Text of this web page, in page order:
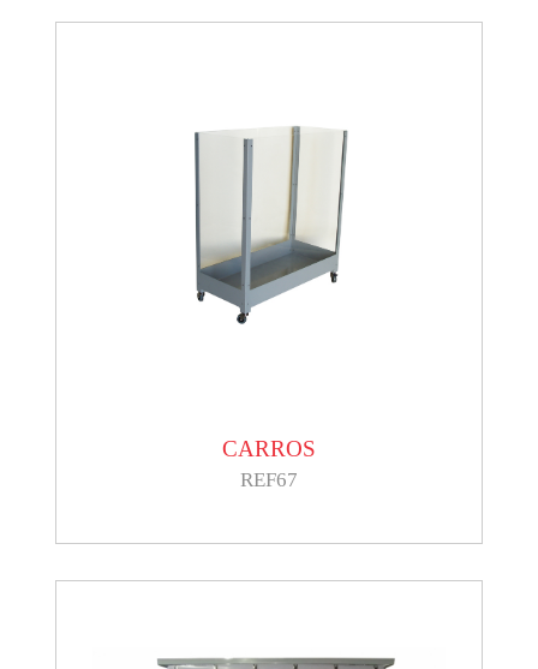
CARROS
REF67